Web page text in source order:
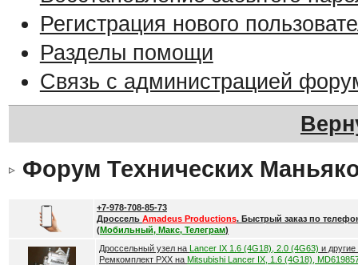
Регистрация нового
Разделы помощи
Связь с администрацией
Форум Технических
+7-978-708-85-73
Дроссель Amadeus Productions. Быстрый заказ по
(Мобильный, Макс, Телеграм)
Дроссельный узел на Lancer IX 1.6 (4G18), 2.0 (4G63) и
Ремкомплект РХХ на Mitsubishi Lancer IX, 1.6 (4G18),